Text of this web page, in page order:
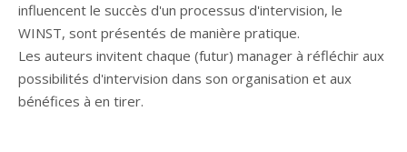
influencent le succès d'un processus d'intervision, le
WINST, sont présentés de manière pratique.
Les auteurs invitent chaque (futur) manager à réfléchir aux
possibilités d'intervision dans son organisation et aux
bénéfices à en tirer.